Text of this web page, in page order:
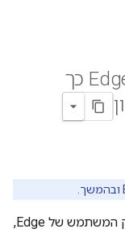
הגדרת ממשק המשתמש של Edge כך
כברירת מחדל, כשמשתמש מתנתק מממשק המשתמש של Edge,